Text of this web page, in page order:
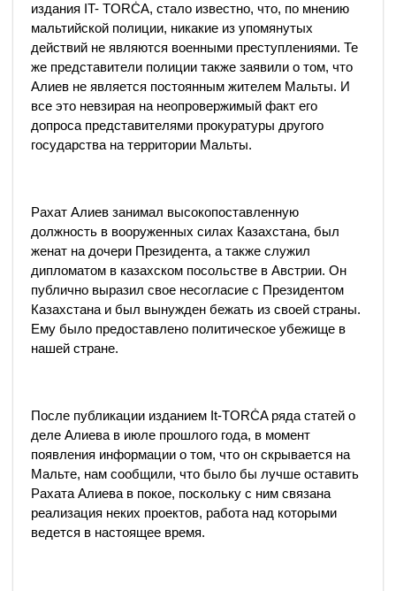
издания IT- TORĊA, стало известно, что, по мнению
мальтийской полиции, никакие из упомянутых
действий не являются военными преступлениями. Те
же представители полиции также заявили о том, что
Алиев не является постоянным жителем Мальты. И
все это невзирая на неопровержимый факт его
допроса представителями прокуратуры другого
государства на территории Мальты.
Рахат Алиев занимал высокопоставленную
должность в вооруженных силах Казахстана, был
женат на дочери Президента, а также служил
дипломатом в казахском посольстве в Австрии. Он
публично выразил свое несогласие с Президентом
Казахстана и был вынужден бежать из своей страны.
Ему было предоставлено политическое убежище в
нашей стране.
После публикации изданием It-TORĊA ряда статей о
деле Алиева в июле прошлого года, в момент
появления информации о том, что он скрывается на
Мальте, нам сообщили, что было бы лучше оставить
Рахата Алиева в покое, поскольку с ним связана
реализация неких проектов, работа над которыми
ведется в настоящее время.